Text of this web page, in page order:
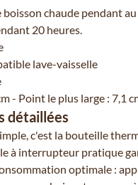
chaude pendant
20 heures.
lave-vaisselle
- Point le plus large : 7,1
détaillées
c'est la bouteille
à interrupteur pratique
optimale :